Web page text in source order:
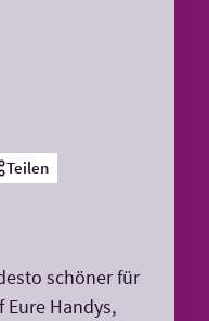
Teilen
schöner für
Eure Handys,